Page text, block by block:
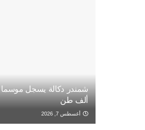
ألف طن
أغسطس 7, 2026